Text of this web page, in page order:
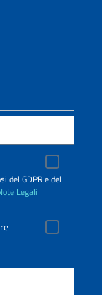
del GDPR e del
Legali